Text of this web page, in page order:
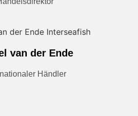
van der Ende
Händler